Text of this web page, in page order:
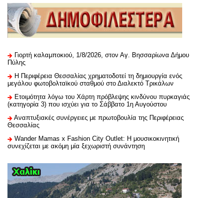
Γιορτή καλαμποκιού, 1/8/2026, στον Αγ. Βησσαρίωνα Δήμου
Πύλης
H Περιφέρεια Θεσσαλίας χρηματοδοτεί τη δημιουργία ενός
μεγάλου φωτοβολταϊκού σταθμού στο Διαλεκτό Τρικάλων
Ετοιμότητα λόγω του Χάρτη πρόβλεψης κινδύνου πυρκαγιάς
(κατηγορία 3) που ισχύει για το Σάββατο 1η Αυγούστου
Αναπτυξιακές συνέργειες με πρωτοβουλία της Περιφέρειας
Θεσσαλίας
Wander Mamas x Fashion City Outlet: Η μουσικοκινητική
συνεχίζεται με ακόμη μία ξεχωριστή συνάντηση